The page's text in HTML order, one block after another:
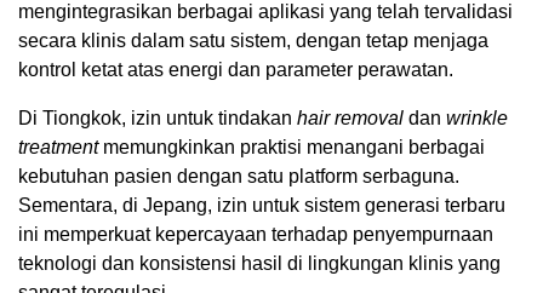
mengintegrasikan berbagai aplikasi yang telah tervalidasi
secara klinis dalam satu sistem, dengan tetap menjaga
kontrol ketat atas energi dan parameter perawatan.
Di Tiongkok, izin untuk tindakan hair removal dan wrinkle
treatment memungkinkan praktisi menangani berbagai
kebutuhan pasien dengan satu platform serbaguna.
Sementara, di Jepang, izin untuk sistem generasi terbaru
ini memperkuat kepercayaan terhadap penyempurnaan
teknologi dan konsistensi hasil di lingkungan klinis yang